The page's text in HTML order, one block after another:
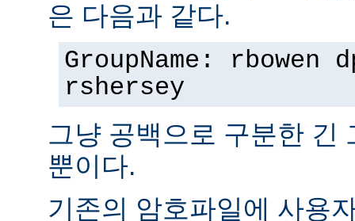
은 다음과 같다.
GroupName: rbowen
rshersey
그냥 공백으로 구분한 긴
뿐이다.
기존의 암호파일에 사용